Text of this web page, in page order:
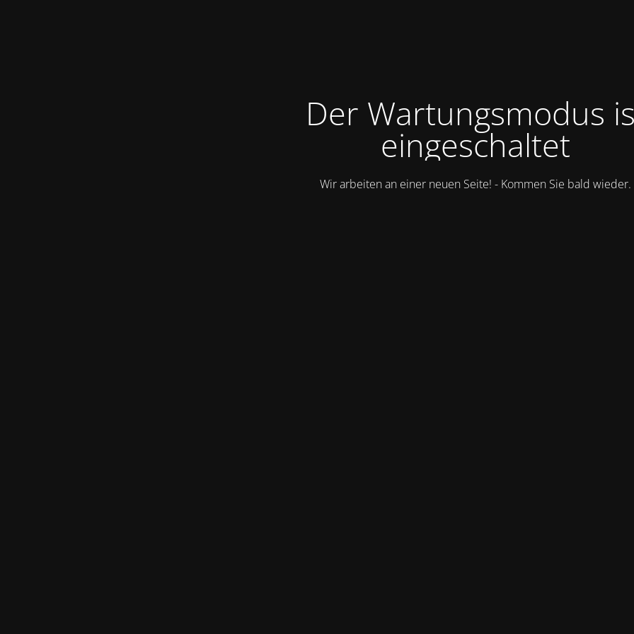
Der Wartungsmodus
eingeschaltet
Wir arbeiten an einer neuen Seite! - Kommen Sie bald wieder.